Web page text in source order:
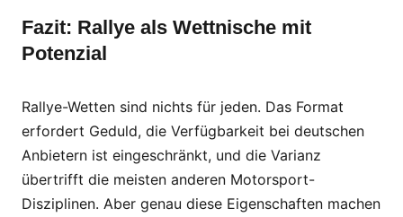
Fazit: Rallye als Wettnische mit
Potenzial
Rallye-Wetten sind nichts für jeden. Das Format
erfordert Geduld, die Verfügbarkeit bei deutschen
Anbietern ist eingeschränkt, und die Varianz
übertrifft die meisten anderen Motorsport-
Disziplinen. Aber genau diese Eigenschaften machen